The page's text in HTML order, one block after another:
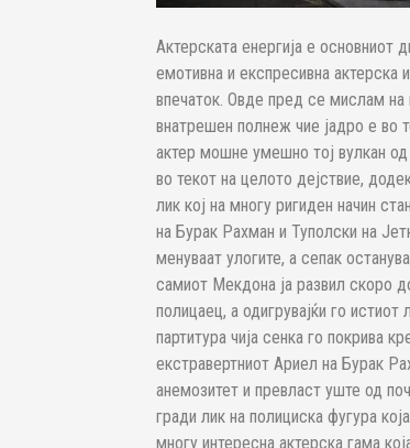
Актерската енергија е основниот
емотивна и експресивна актерска
впечаток. Овде пред се мислам на
внатрешен полнеж чие јадро е во
актер мошне умешно тој вулкан
во текот на целото дејствие,
лик кој на многу ригиден начин
на Бурак Рахман и Туполски на
менуваат улогите, а сепак
самиот Мекдона ја развил скоро
полицаец, а одигрувајќи го
партитура чија сенка го покрива
екстравертниот Ариел на Бурак
анемозитет и превласт уште од
гради лик на полициска фугура
многу интересна актерска гама